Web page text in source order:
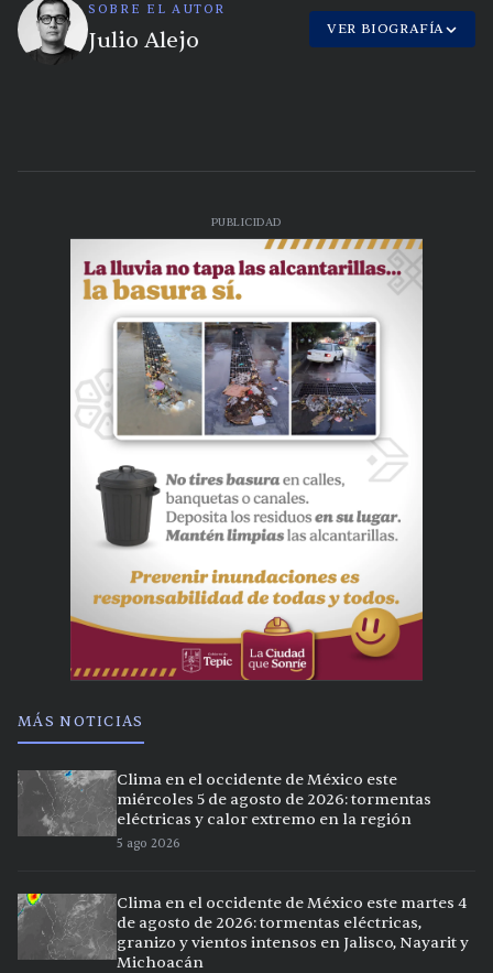
SOBRE EL AUTOR
Julio Alejo VER BIOGRAFÍA
PUBLICIDAD
MÁS NOTICIAS
Clima en el occidente de México este
miércoles 5 de agosto de 2026: tormentas
eléctricas y calor extremo en la región
5 ago 2026
Clima en el occidente de México este martes 4
de agosto de 2026: tormentas eléctricas,
granizo y vientos intensos en Jalisco, Nayarit y
Michoacán